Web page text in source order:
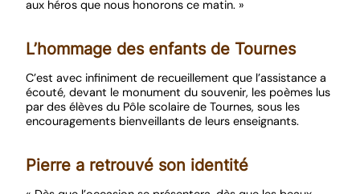
aux héros que nous honorons ce matin. »
L’hommage des enfants de Tournes
C’est avec infiniment de recueillement que l’assistance a
écouté, devant le monument du souvenir, les poèmes lus
par des élèves du Pôle scolaire de Tournes, sous les
encouragements bienveillants de leurs enseignants.
Pierre a retrouvé son identité